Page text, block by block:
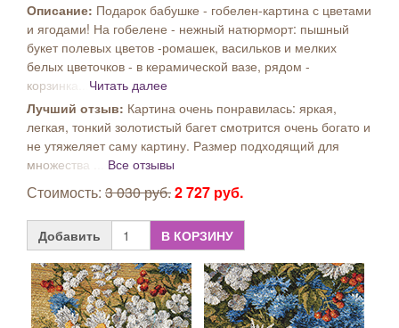
Описание: Подарок бабушке - гобелен-картина с цветами
и ягодами! На гобелене - нежный натюрморт: пышный
букет полевых цветов -ромашек, васильков и мелких
белых цветочков - в керамической вазе, рядом -
корзинка... Читать далее
Лучший отзыв: Картина очень понравилась: яркая,
легкая, тонкий золотистый багет смотрится очень богато и
не утяжеляет саму картину. Размер подходящий для
множества ... Все отзывы
Стоимость: 3 030 руб.2 727 руб.
Добавить В КОРЗИНУ